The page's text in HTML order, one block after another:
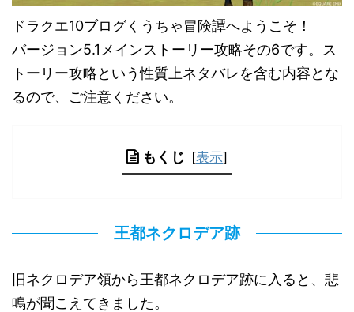
ドラクエ10ブログくうちゃ冒険譚へようこそ！
バージョン5.1メインストーリー攻略その6です。ス
トーリー攻略という性質上ネタバレを含む内容とな
るので、ご注意ください。
もくじ [表示]
王都ネクロデア跡
旧ネクロデア領から王都ネクロデア跡に入ると、悲
鳴が聞こえてきました。